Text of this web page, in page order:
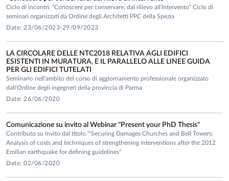
Ciclo di incontri: "Conoscere per conservare: dal rilievo all'intervento" Ciclo di
seminari organizzati da Ordine degli Architetti PPC della Spezia
Date: 23/06/2023-29/09/2023
LA CIRCOLARE DELLE NTC2018 RELATIVA AGLI EDIFICI
ESISTENTI IN MURATURA, E IL PARALLELO ALLE LINEE GUIDA
PER GLI EDIFICI TUTELATI
Seminario nell'ambito del corso di aggiornamento professionale organizzato
dall'Ordine degli ingegneri della provincia di Parma
Date: 26/06/2020
Comunicazione su invito al Webinar "Present your PhD Thesis"
Contributo su invito dal titolo "‘Securing Damages Churches and Bell Towers:
Analysis of costs and techniques of strengthening interventions after the 2012
Emilian earthquake for defining guidelines"
Date: 02/06/2020